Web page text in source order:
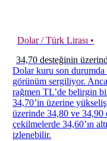
Dolar / Türk Lirası •
34,70 desteğinin
Dolar kuru son durumda
görünüm sergiliyor.
rağmen TL’de belirgin
34,70’in üzerine
üzerinde 34,80 ve 34,90
çekilmelerde 34,60’ın
izlenebilir.